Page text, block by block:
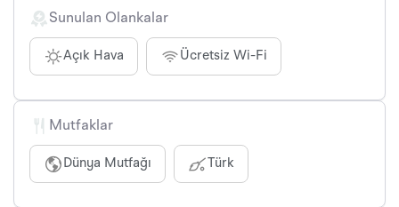
Sunulan Olankalar
Açık Hava Ücretsiz Wi-Fi
Mutfaklar
Dünya Mutfağı Türk